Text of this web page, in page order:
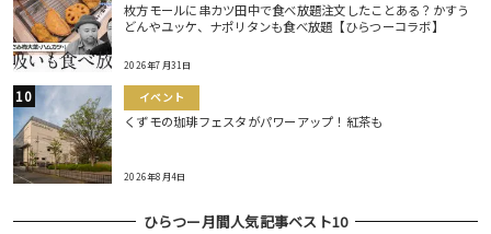
枚方モールに串カツ田中で食べ放題注文したことある？かすう
どんやユッケ、ナポリタンも食べ放題【ひらつーコラボ】
2026年7月31日
イベント
くずモの珈琲フェスタがパワーアップ！紅茶も
2026年8月4日
ひらつー月間人気記事ベスト10